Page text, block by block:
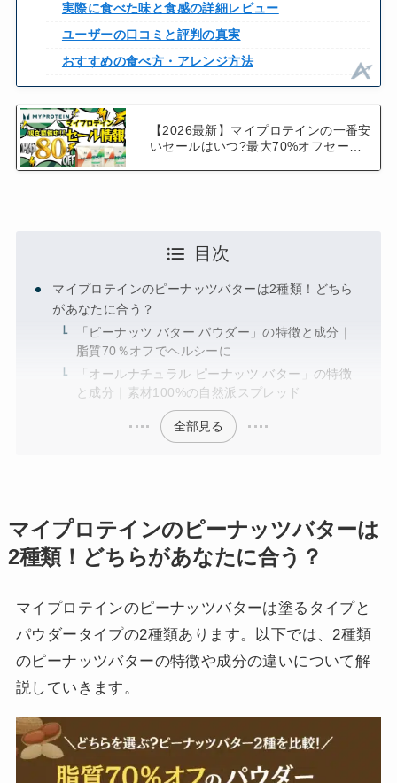
実際に食べた味と食感の詳細レビュー
ユーザーの口コミと評判の真実
おすすめの食べ方・アレンジ方法
【2026最新】マイプロテインの一番安
いセールはいつ?最大70%オフセール
目次
マイプロテインのピーナッツバターは2種類！どちら
があなたに合う？
「ピーナッツ バター パウダー」の特徴と成分｜
脂質70％オフでヘルシーに
「オールナチュラル ピーナッツ バター」の特徴
と成分｜素材100%の自然派スプレッド
全部見る
マイプロテインのピーナッツバターは
2種類！どちらがあなたに合う？
マイプロテインのピーナッツバターは塗るタイプと
パウダータイプの2種類あります。以下では、2種類
のピーナッツバターの特徴や成分の違いについて解
説していきます。